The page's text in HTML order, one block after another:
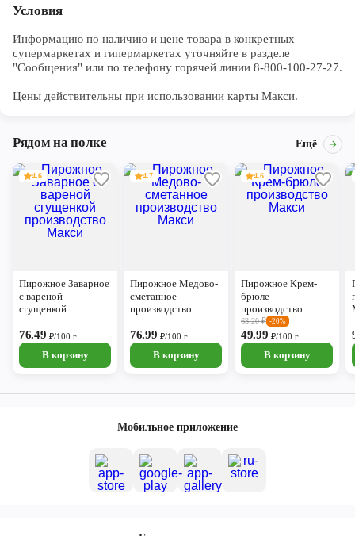
Условия
Информацию по наличию и цене товара в конкретных
супермаркетах и гипермаркетах уточняйте в разделе
"Сообщения" или по телефону горячей линии 8-800-100-27-27.
Цены действительны при использовании карты Макси.
Рядом на полке Ещё
4.6
Пирожное Заварное
с вареной
сгущенкой
Макси
76.49₽/100 г
В корзину
4.7
Пирожное Медово-
сметанное
производство
76.99₽/100 г
В корзину
4.6
Пирожное Крем-
брюле
производство
Макси
63.20₽ -20%
49.99₽/100 г
В корзину
Мобильное приложение